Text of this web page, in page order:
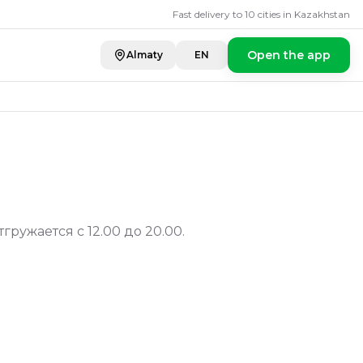
Fast delivery to 10 cities in Kazakhstan
Almaty EN Open the app
с 12.00 до 20.00.